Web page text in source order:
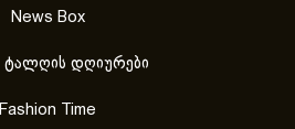
News Box
დღიურები
Fashion Time